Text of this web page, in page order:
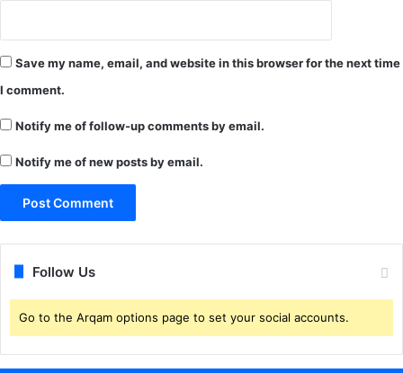
Save my name, email, and website in this browser for the next time
I comment.
Notify me of follow-up comments by email.
Notify me of new posts by email.
Follow Us
Go to the Arqam options page to set your social accounts.